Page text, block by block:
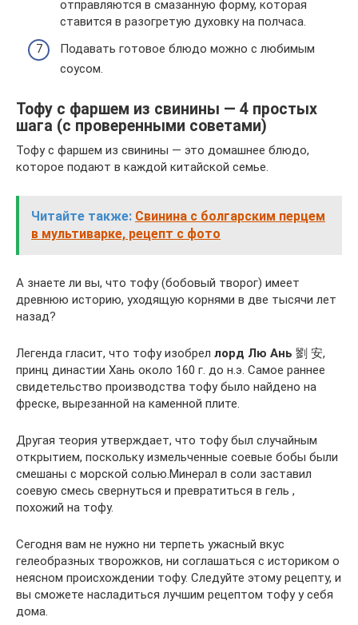
отправляются в смазанную форму, которая
ставится в разогретую духовку на полчаса.
Подавать готовое блюдо можно с любимым
соусом.
Тофу с фаршем из свинины — 4 простых
шага (с проверенными советами)
Тофу с фаршем из свинины — это домашнее блюдо,
которое подают в каждой китайской семье.
Читайте также: Свинина с болгарским перцем
в мультиварке, рецепт с фото
А знаете ли вы, что тофу (бобовый творог) имеет
древнюю историю, уходящую корнями в две тысячи лет
назад?
Легенда гласит, что тофу изобрел лорд Лю Ань 劉 安,
принц династии Хань около 160 г. до н.э. Самое раннее
свидетельство производства тофу было найдено на
фреске, вырезанной на каменной плите.
Другая теория утверждает, что тофу был случайным
открытием, поскольку измельченные соевые бобы были
смешаны с морской солью.Минерал в соли заставил
соевую смесь свернуться и превратиться в гель ,
похожий на тофу.
Сегодня вам не нужно ни терпеть ужасный вкус
гелеобразных творожков, ни соглашаться с историком о
неясном происхождении тофу. Следуйте этому рецепту, и
вы сможете насладиться лучшим рецептом тофу у себя
дома.